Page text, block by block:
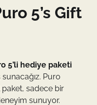
5’s Gift
5’li hediye paketi
Puro
sadece bir
sunuyor.